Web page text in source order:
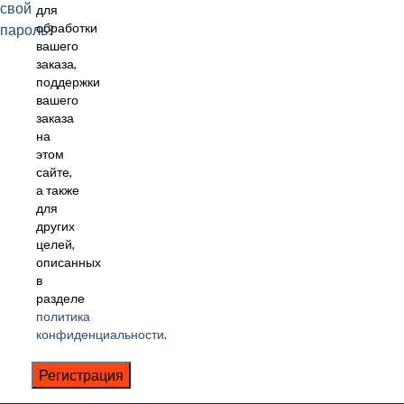
свой
пароль?
для
обработки
вашего
заказа,
поддержки
вашего
заказа
на
этом
сайте,
а также
для
других
целей,
описанных
в
разделе
политика
конфиденциальности.
Регистрация